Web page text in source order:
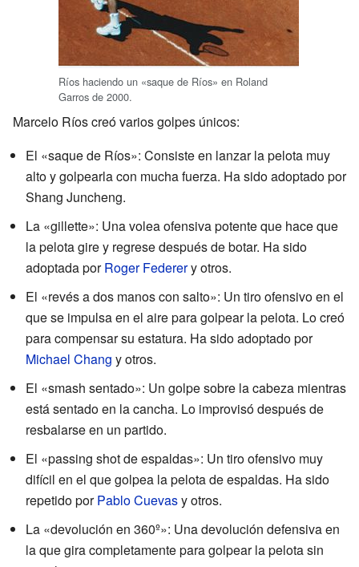
Ríos haciendo un «saque de Ríos» en Roland
Garros de 2000.
Marcelo Ríos creó varios golpes únicos:
El «saque de Ríos»: Consiste en lanzar la pelota muy
alto y golpearla con mucha fuerza. Ha sido adoptado por
Shang Juncheng.
La «gillette»: Una volea ofensiva potente que hace que
la pelota gire y regrese después de botar. Ha sido
adoptada porRoger Federery otros.
El «revés a dos manos con salto»: Un tiro ofensivo en el
que se impulsa en el aire para golpear la pelota. Lo creó
para compensar su estatura. Ha sido adoptado por
Michael Chang y otros.
El «smash sentado»: Un golpe sobre la cabeza mientras
está sentado en la cancha. Lo improvisó después de
resbalarse en un partido.
El «passing shot de espaldas»: Un tiro ofensivo muy
difícil en el que golpea la pelota de espaldas. Ha sido
repetido porPablo Cuevasy otros.
La «devolución en 360º»: Una devolución defensiva en
la que gira completamente para golpear la pelota sin